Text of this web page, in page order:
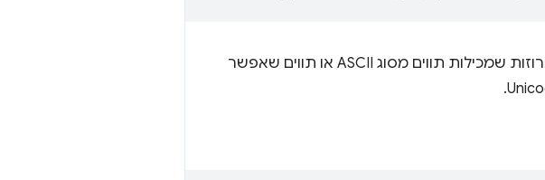
, האפשרות הזו פועלת רק עם מחרוזות שמכילות תווים מסוג ASCII או תווים שאפשר